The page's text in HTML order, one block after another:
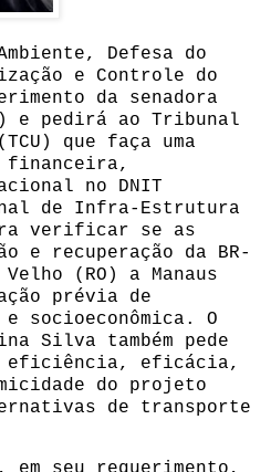
Defesa do
e Controle do
da senadora
e pedirá ao Tribunal
que faça uma
no DNIT
de Infra-Estrutura
verificar se as
e recuperação da BR-
(RO) a Manaus
prévia de
socioeconômica. O
Silva também pede
eficiência, eficácia,
do projeto
de transporte